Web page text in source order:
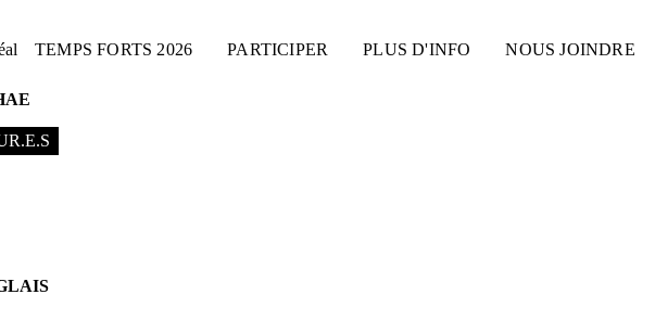
TEMPS FORTS 2026 PARTICIPER PLUS D'INFO NOUS JOINDRE